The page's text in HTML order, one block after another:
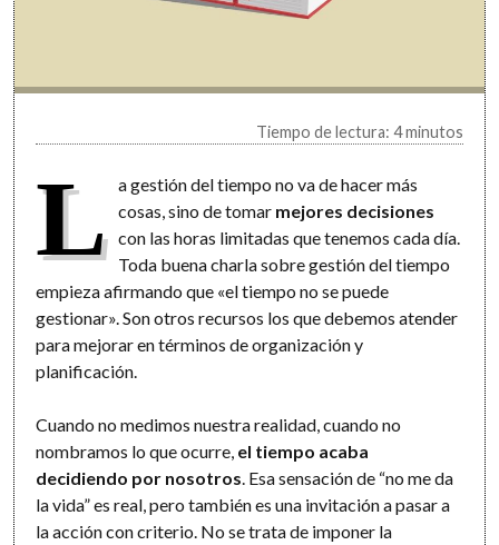
Tiempo de lectura: 4 minutos
L a gestión del tiempo no va de hacer más
cosas, sino de tomar mejores decisiones
con las horas limitadas que tenemos cada día.
Toda buena charla sobre gestión del tiempo
empieza afirmando que «el tiempo no se puede
gestionar». Son otros recursos los que debemos atender
para mejorar en términos de organización y
planificación.
Cuando no medimos nuestra realidad, cuando no
nombramos lo que ocurre, el tiempo acaba
decidiendo por nosotros . Esa sensación de “no me da
la vida” es real, pero también es una invitación a pasar a
la acción con criterio. No se trata de imponer la